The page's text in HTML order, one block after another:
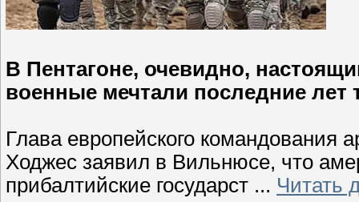
В Пентагоне, очевидно,
военные мечтали последние лет
Глава европейского
Ходжес заявил в Вильнюсе, что
прибалтийские государст ... Читать